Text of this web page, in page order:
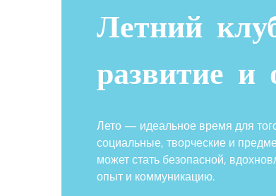
Летний
развитие и
Лето — идеальное время для
социальные, творческие и
может стать безопасной,
опыт и коммуникацию.